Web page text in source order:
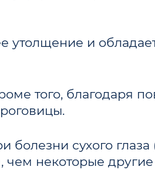
утолщение и
того, благодаря
болезни сухого
некоторые